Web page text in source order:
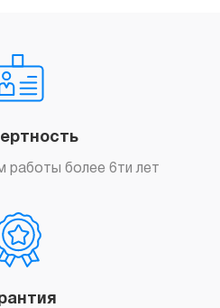
работы более 6ти лет